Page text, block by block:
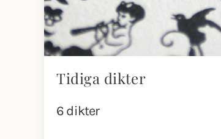
Tidiga dikter
6 dikter